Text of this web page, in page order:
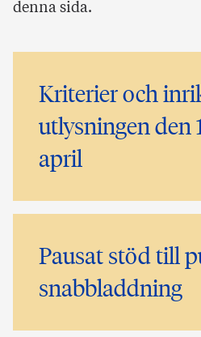
denna sida.
Kriterier och
utlysningen den
april
Pausat stöd till
snabbladdning